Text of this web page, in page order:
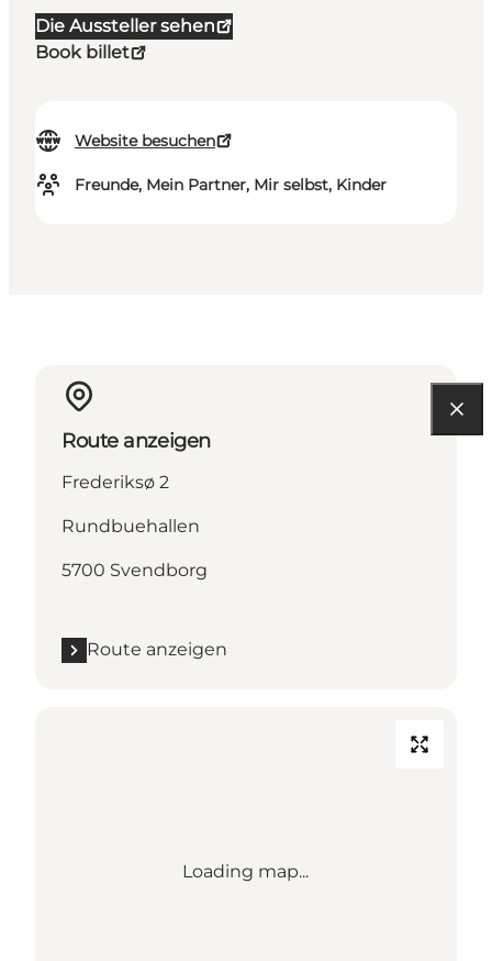
Die Aussteller sehen
Book billet
Website besuchen
Freunde, Mein Partner, Mir selbst, Kinder
Route anzeigen
Frederiksø 2
Rundbuehallen
5700 Svendborg
Route anzeigen
Loading map...